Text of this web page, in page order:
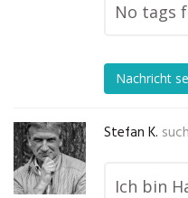
No tags
Nachricht
Stefan K.
Ich bin